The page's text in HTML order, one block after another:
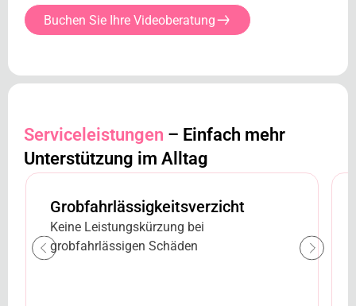
Buchen Sie Ihre Videoberatung
Serviceleistungen – Einfach mehr
Unterstützung im Alltag
Grobfahrlässigkeitsverzicht
Keine Leistungskürzung bei
grobfahrlässigen Schäden